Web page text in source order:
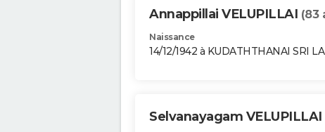
Annappillai VELUPILLAI (83
Naissance
14/12/1942 à KUDATHTHANAI SRI
Selvanayagam VELUPILLAI